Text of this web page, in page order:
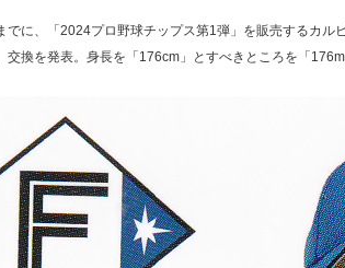
でに、「2024プロ野球チップス第1弾」を販売するカル
交換を発表。身長を「176cm」とすべきところを「176m